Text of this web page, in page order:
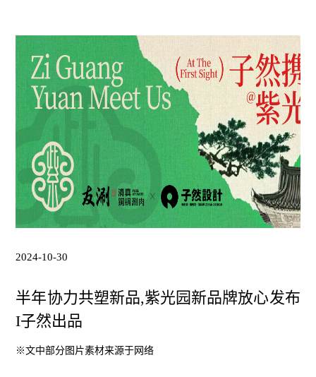
2024-10-30
半年协力共塑新品,紫光园新品牌放心发布
I子然出品
※文中部分图片素材来源于网络